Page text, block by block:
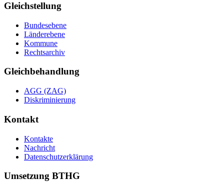
Gleichstellung
Bundesebene
Länderebene
Kommune
Rechtsarchiv
Gleichbehandlung
AGG (ZAG)
Diskriminierung
Kontakt
Kontakte
Nachricht
Datenschutzerklärung
Umsetzung BTHG